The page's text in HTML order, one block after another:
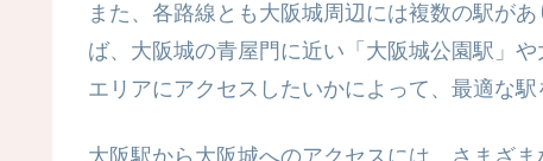
また、各路線とも大阪城周辺には複数の駅が
ば、大阪城の青屋門に近い「大阪城公園駅」
エリアにアクセスしたいかによって、最適な駅